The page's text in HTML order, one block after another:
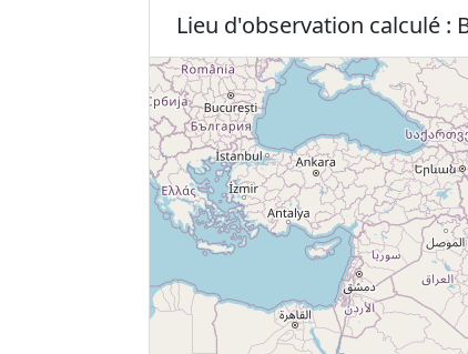
Lieu d'observation calculé :